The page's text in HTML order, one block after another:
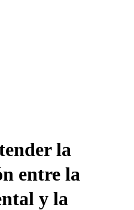
la
entre la
y la